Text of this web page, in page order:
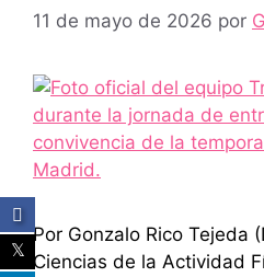
11 de mayo de 2026 por
Por Gonzalo Rico Tejeda
Ciencias de la Actividad